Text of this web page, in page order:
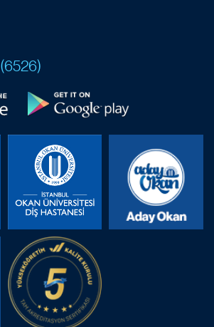
(6526)